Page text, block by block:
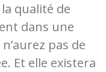
qualité de
dans une
pas de
Et elle existera